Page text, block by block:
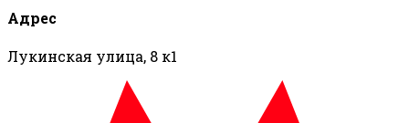
Адрес
Лукинская улица, 8 к1